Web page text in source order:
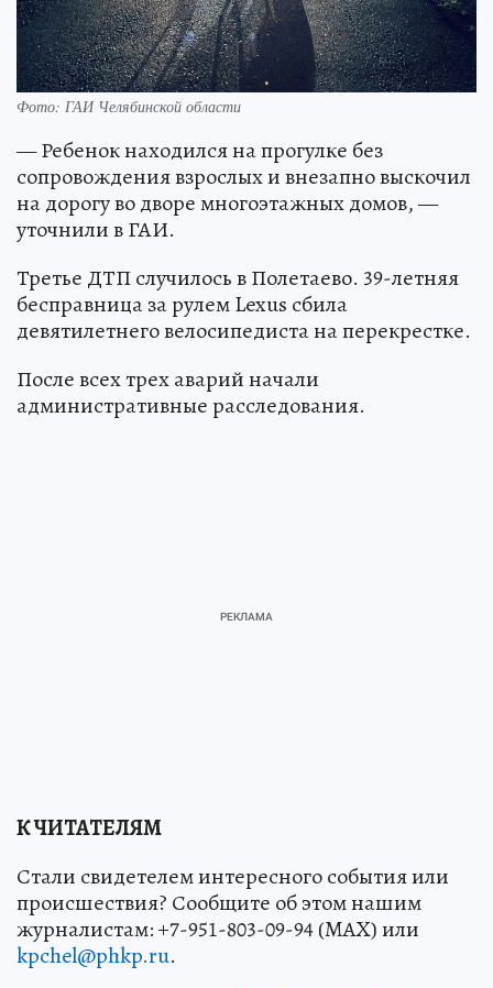
Фото: ГАИ Челябинской области
— Ребенок находился на прогулке без
сопровождения взрослых и внезапно выскочил
на дорогу во дворе многоэтажных домов, —
уточнили в ГАИ.
Третье ДТП случилось в Полетаево. 39-летняя
бесправница за рулем Lexus сбила
девятилетнего велосипедиста на перекрестке.
После всех трех аварий начали
административные расследования.
К ЧИТАТЕЛЯМ
Стали свидетелем интересного события или
происшествия? Сообщите об этом нашим
журналистам: +7-951-803-09-94 (MAX) или
kpchel@phkp.ru.